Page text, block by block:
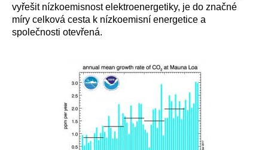
vyřešit nízkoemisnost elektroenergetiky, je do značné
míry celková cesta k nízkoemisní energetice a
společnosti otevřená.